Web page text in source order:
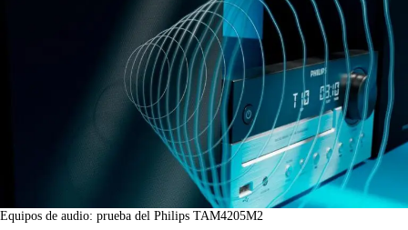
Equipos de audio: prueba del Philips TAM4205M2